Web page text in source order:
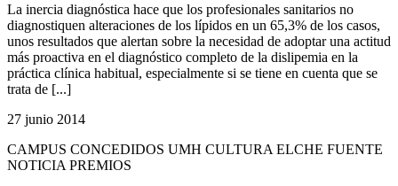
La inercia diagnóstica hace que los profesionales sanitarios no
diagnostiquen alteraciones de los lípidos en un 65,3% de los casos,
unos resultados que alertan sobre la necesidad de adoptar una actitud
más proactiva en el diagnóstico completo de la dislipemia en la
práctica clínica habitual, especialmente si se tiene en cuenta que se
trata de [...]
27 junio 2014
CAMPUS CONCEDIDOS UMH CULTURA ELCHE FUENTE
NOTICIA PREMIOS